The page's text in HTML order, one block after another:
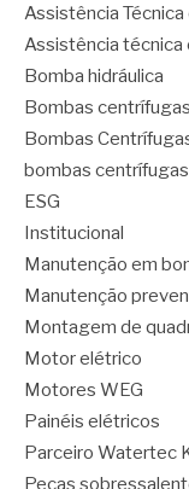
Assistência
Assistência técnica
Bomba hidráulica
Bombas centrífugas
Bombas
bombas
ESG
Institucional
Manutenção em
Manutenção
Montagem de
Motor elétrico
Motores WEG
Painéis elétricos
Parceiro Watertec
Peças